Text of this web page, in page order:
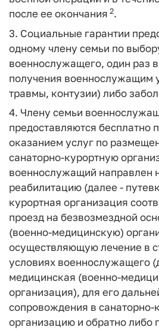
после ее окончания 2.
3. Социальные гарантии
одному члену семьи по
военнослужащего, один раз
получения военнослужащим
травмы, контузии) либо
4. Члену семьи
предоставляются бесплатно
оказанием услуг по
санаторно-курортную
военнослужащий направлен
реабилитацию (далее -
курортная организация
проезд на безвозмездной
(военно-медицинскую)
осуществляющую лечение в
условиях военнослужащего
медицинская (военно-
организация), для его
сопровождения в санаторно-
организацию и обратно либо